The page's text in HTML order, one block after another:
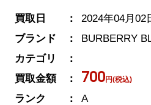
買取日
2024年04月02
ブランド
BURBERRY
カテゴリ
買取金額
700円(税込)
ランク
A